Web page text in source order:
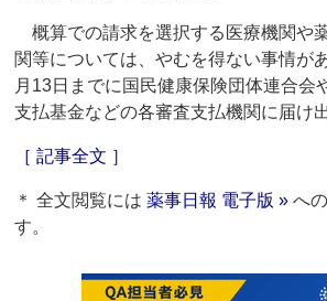
概算での請求を選択する医療機関や
関等については、やむを得ない事情が
月13日までに国民健康保険団体連合会
支払基金などの各審査支払機関に届け
［ 記事全文 ］
＊ 全文閲覧には薬事日報 電子版 » へ
す。